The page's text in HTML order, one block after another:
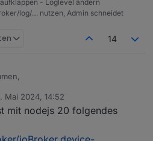
- Loglevel ändern
log/… nutzen, Admin schneidet
14
Jahr ins Land gegangen und das
wieder Neuigkeiten gibt was die bei
angeht.
letztes Jahr veröffentlicht, seit
ist inzwischen unseren
Mai 2024, 14:52
von
mit nodejs 20 folgendes